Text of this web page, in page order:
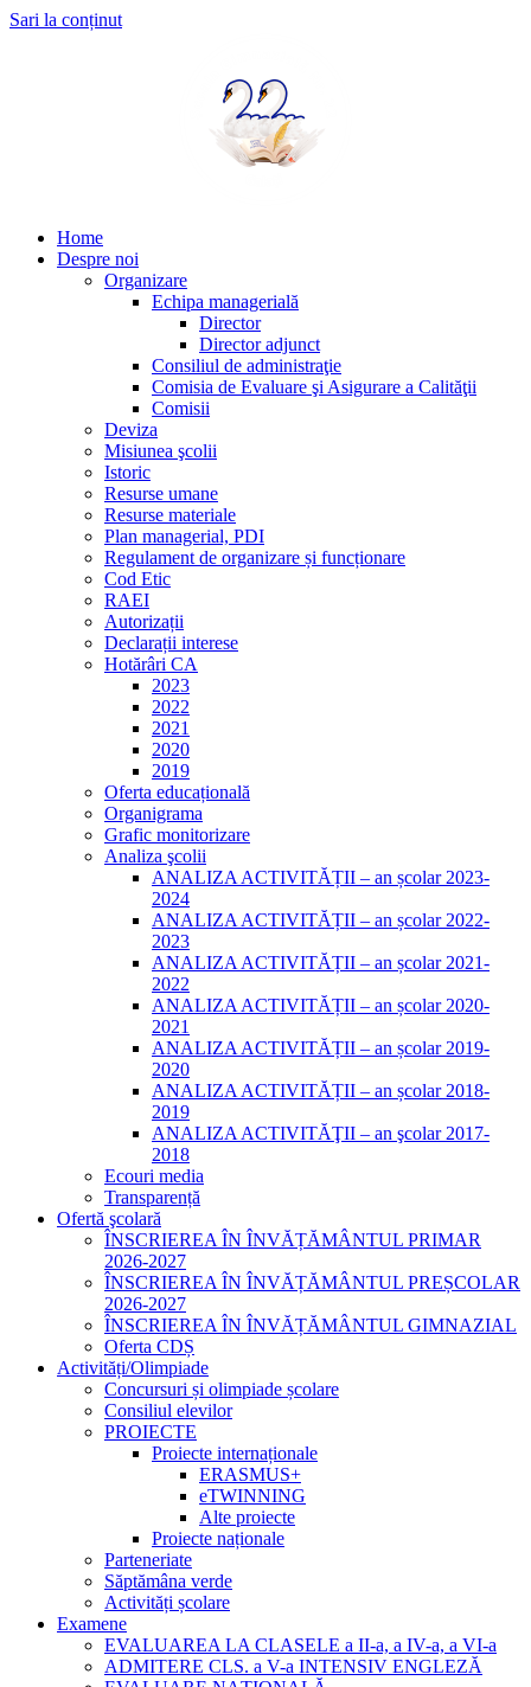
Sari la conținut
Home
Despre noi
Organizare
Echipa managerială
Director
Director adjunct
Consiliul de administraţie
Comisia de Evaluare şi Asigurare a Calităţii
Comisii
Deviza
Misiunea şcolii
Istoric
Resurse umane
Resurse materiale
Plan managerial, PDI
Regulament de organizare și funcționare
Cod Etic
RAEI
Autorizații
Declarații interese
Hotărâri CA
2023
2022
2021
2020
2019
Oferta educațională
Organigrama
Grafic monitorizare
Analiza şcolii
ANALIZA ACTIVITĂȚII – an școlar 2023-
2024
ANALIZA ACTIVITĂȚII – an școlar 2022-
2023
ANALIZA ACTIVITĂȚII – an școlar 2021-
2022
ANALIZA ACTIVITĂȚII – an școlar 2020-
2021
ANALIZA ACTIVITĂȚII – an școlar 2019-
2020
ANALIZA ACTIVITĂȚII – an școlar 2018-
2019
ANALIZA ACTIVITĂŢII – an şcolar 2017-
2018
Ecouri media
Transparență
Ofertă şcolară
ÎNSCRIEREA ÎN ÎNVĂȚĂMÂNTUL PRIMAR
2026-2027
ÎNSCRIEREA ÎN ÎNVĂȚĂMÂNTUL PREȘCOLAR
2026-2027
ÎNSCRIEREA ÎN ÎNVĂȚĂMÂNTUL GIMNAZIAL
Oferta CDȘ
Activități/Olimpiade
Concursuri și olimpiade școlare
Consiliul elevilor
PROIECTE
Proiecte internaționale
ERASMUS+
eTWINNING
Alte proiecte
Proiecte naționale
Parteneriate
Săptămâna verde
Activități școlare
Examene
EVALUAREA LA CLASELE a II-a, a IV-a, a VI-a
ADMITERE CLS. a V-a INTENSIV ENGLEZĂ